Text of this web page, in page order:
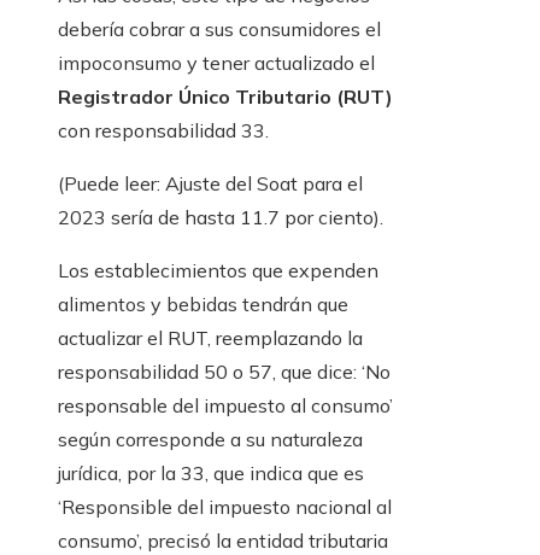
debería cobrar a sus consumidores el
impoconsumo y tener actualizado el
Registrador Único Tributario (RUT)
con responsabilidad 33.
(Puede leer: Ajuste del Soat para el
2023 sería de hasta 11.7 por ciento).
Los establecimientos que expenden
alimentos y bebidas tendrán que
actualizar el RUT, reemplazando la
responsabilidad 50 o 57, que dice: ‘No
responsable del impuesto al consumo’
según corresponde a su naturaleza
jurídica, por la 33, que indica que es
‘Responsible del impuesto nacional al
consumo’, precisó la entidad tributaria